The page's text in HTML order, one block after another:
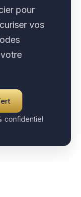
pour
vos
confidentiel